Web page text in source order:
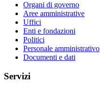
Organi di governo
Aree amministrative
Uffici
Enti e fondazioni
Politici
Personale amministrativo
Documenti e dati
Servizi